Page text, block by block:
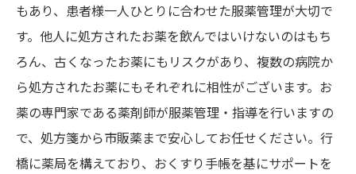
もあり、患者様一人ひとりに合わせた服薬管理が大切で
す。他人に処方されたお薬を飲んではいけないのはもち
ろん、古くなったお薬にもリスクがあり、複数の病院か
ら処方されたお薬にもそれぞれに相性がございます。お
薬の専門家である薬剤師が服薬管理・指導を行いますの
で、処方箋から市販薬まで安心してお任せください。行
橋に薬局を構えており、おくすり手帳を基にサポートを